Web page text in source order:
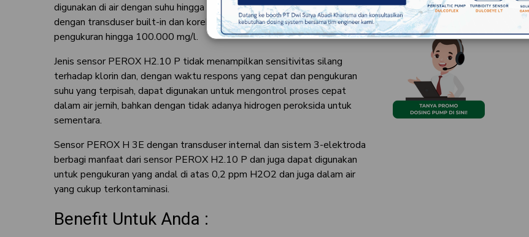
digunakan di air dengan suhu hingga 50 °C. Ini adalah sensor kompak
dengan transduser built-in dan koreksi suhu, dan memiliki rentang
pengukuran hingga 100.000 mg/l.
Jenis sensor PEROX H2.10 P tidak menampilkan sensitivitas silang
terhadap klorin dan, dengan waktu respons yang cepat dan pengukuran
suhu yang terpisah, dapat digunakan untuk mengontrol proses cepat
dalam air jernih, bahkan dengan tidak adanya hidrogen peroksida untuk
sementara.
Sensor PEROX H 3E dengan transduser internal dan sistem 3-elektroda
berbagi manfaat dari sensor PEROX H2.10 P dan juga dapat digunakan
untuk pengukuran yang andal di atas 0,2 ppm H2O2 dan juga dalam air
yang cukup terkontaminasi.
Benefit Untuk Anda :
ORDER BY :